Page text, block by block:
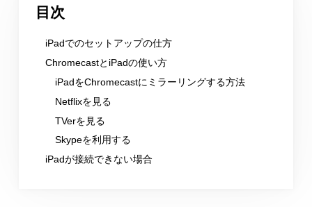
目次
iPadでのセットアップの仕方
ChromecastとiPadの使い方
iPadをChromecastにミラーリングする方法
Netflixを見る
TVerを見る
Skypeを利用する
iPadが接続できない場合